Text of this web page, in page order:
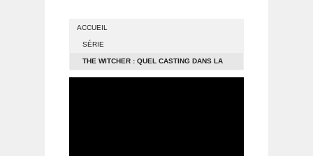
ACCUEIL
SÉRIE
THE WITCHER : QUEL CASTING DANS LA
SÉRIE ?